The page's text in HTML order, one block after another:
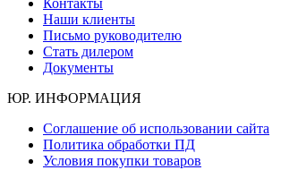
Контакты
Наши клиенты
Письмо руководителю
Стать дилером
Документы
ЮР. ИНФОРМАЦИЯ
Соглашение об использовании сайта
Политика обработки ПД
Условия покупки товаров